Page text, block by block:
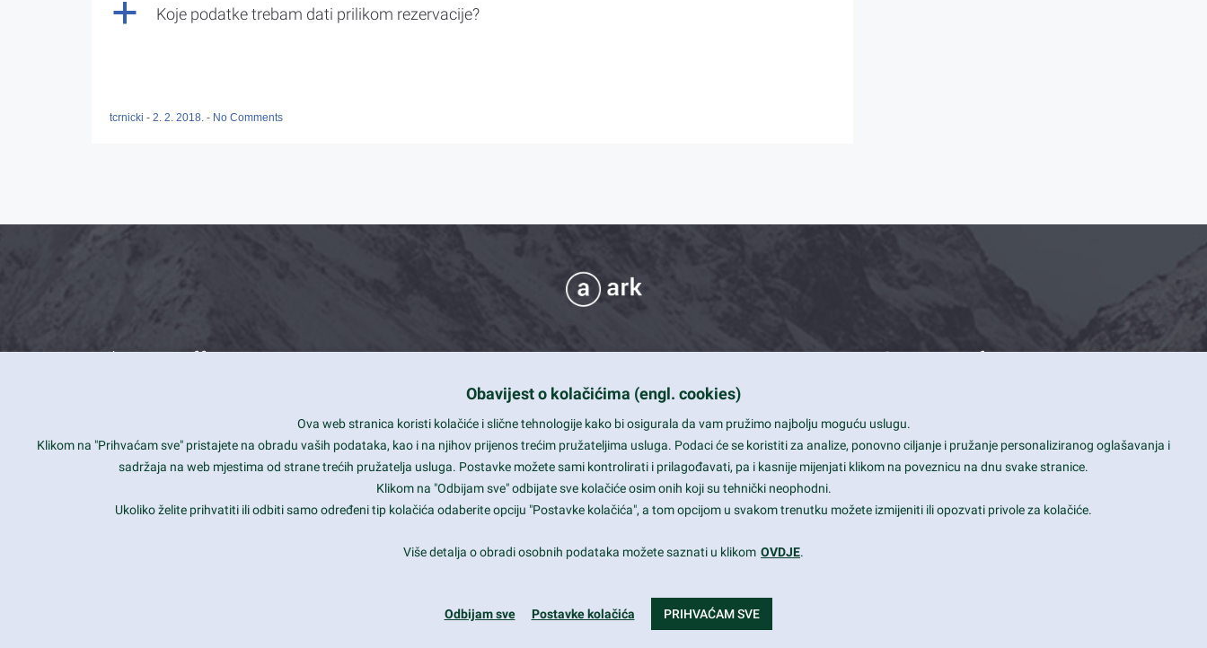
a Koje podatke trebam dati prilikom rezervacije?
tcrnicki - 2. 2. 2018. - No Comments
What we offer
Is your website user friendly?
Ark offers weekly stunning designs.
Why our customers love Ark?
Smart and beautiful design
Unlimited Eelements
Mobile ready
Contact Info
View, CA 94043
+1 650-253-0000
Daily: 9:00 am - 6:00 pm
Obavijest o kolačićima (engl. cookies)
Ova web stranica koristi kolačiće i slične tehnologije kako bi osigurala da vam pružimo najbolju moguću uslugu.
Klikom na "Prihvaćam sve" pristajete na obradu vaših podataka, kao i na njihov prijenos trećim pružateljima usluga. Podaci će se koristiti za analize, ponovno ciljanje i pružanje personaliziranog oglašavanja i
sadržaja na web mjestima od strane trećih pružatelja usluga. Postavke možete sami kontrolirati i prilagođavati, pa i kasnije mijenjati klikom na poveznicu na dnu svake stranice.
Klikom na "Odbijam sve" odbijate sve kolačiće osim onih koji su tehnički neophodni.
Ukoliko želite prihvatiti ili odbiti samo određeni tip kolačića odaberite opciju "Postavke kolačića", a tom opcijom u svakom trenutku možete izmijeniti ili opozvati privole za kolačiće.
Više detalja o obradi osobnih podataka možete saznati u klikom OVDJE.
Odbijam sve Postavke kolačića PRIHVAĆAM SVE